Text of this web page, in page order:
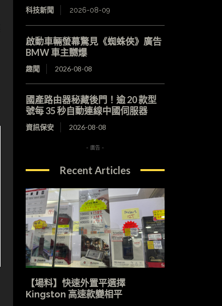
科技新聞 2026-08-09
啟動車輛螢幕驚見《蜘蛛俠》廣告
BMW 車主嬲爆
趣聞 2026-08-08
國產路由器秘藏後門！逾 20 款型
號每 35 秒自動連線中國伺服器
資訊保安 2026-08-08
- 廣告 -
Recent Articles
【場料】快速外置平選擇
Kingston 高速款變相平